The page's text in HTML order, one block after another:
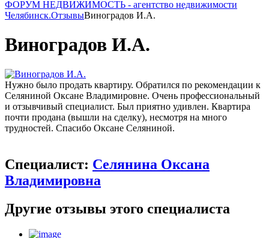
ФОРУМ НЕДВИЖИМОСТЬ - агентство недвижимости
Челябинск.ОтзывыВиноградов И.А.
Виноградов И.А.
Нужно было продать квартиру. Обратился по рекомендации к
Селяниной Оксане Владимировне. Очень профессиональный
и отзывчивый специалист. Был приятно удивлен. Квартира
почти продана (вышли на сделку), несмотря на много
трудностей. Спасибо Оксане Селяниной.
Специалист: Селянина Оксана
Владимировна
Другие отзывы этого специалиста